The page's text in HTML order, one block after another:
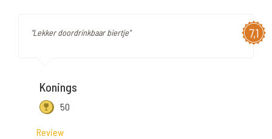
7,1
"Lekker doordrinkbaar biertje"
Konings
50
Review